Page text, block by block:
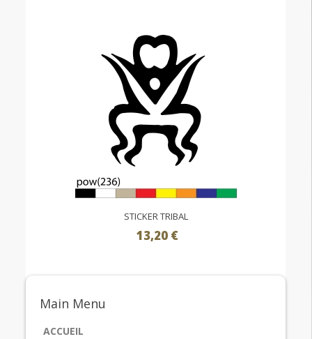
STICKER TRIBAL
13,20 €
Main Menu
ACCUEIL